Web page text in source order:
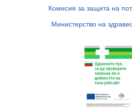
Комисия за защита на
Министерство на